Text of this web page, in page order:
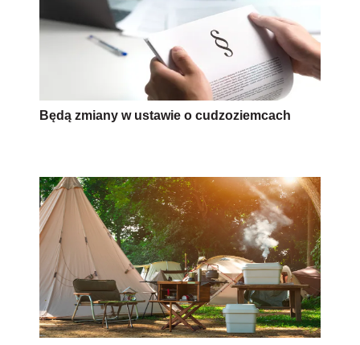
Będą zmiany w ustawie o cudzoziemcach